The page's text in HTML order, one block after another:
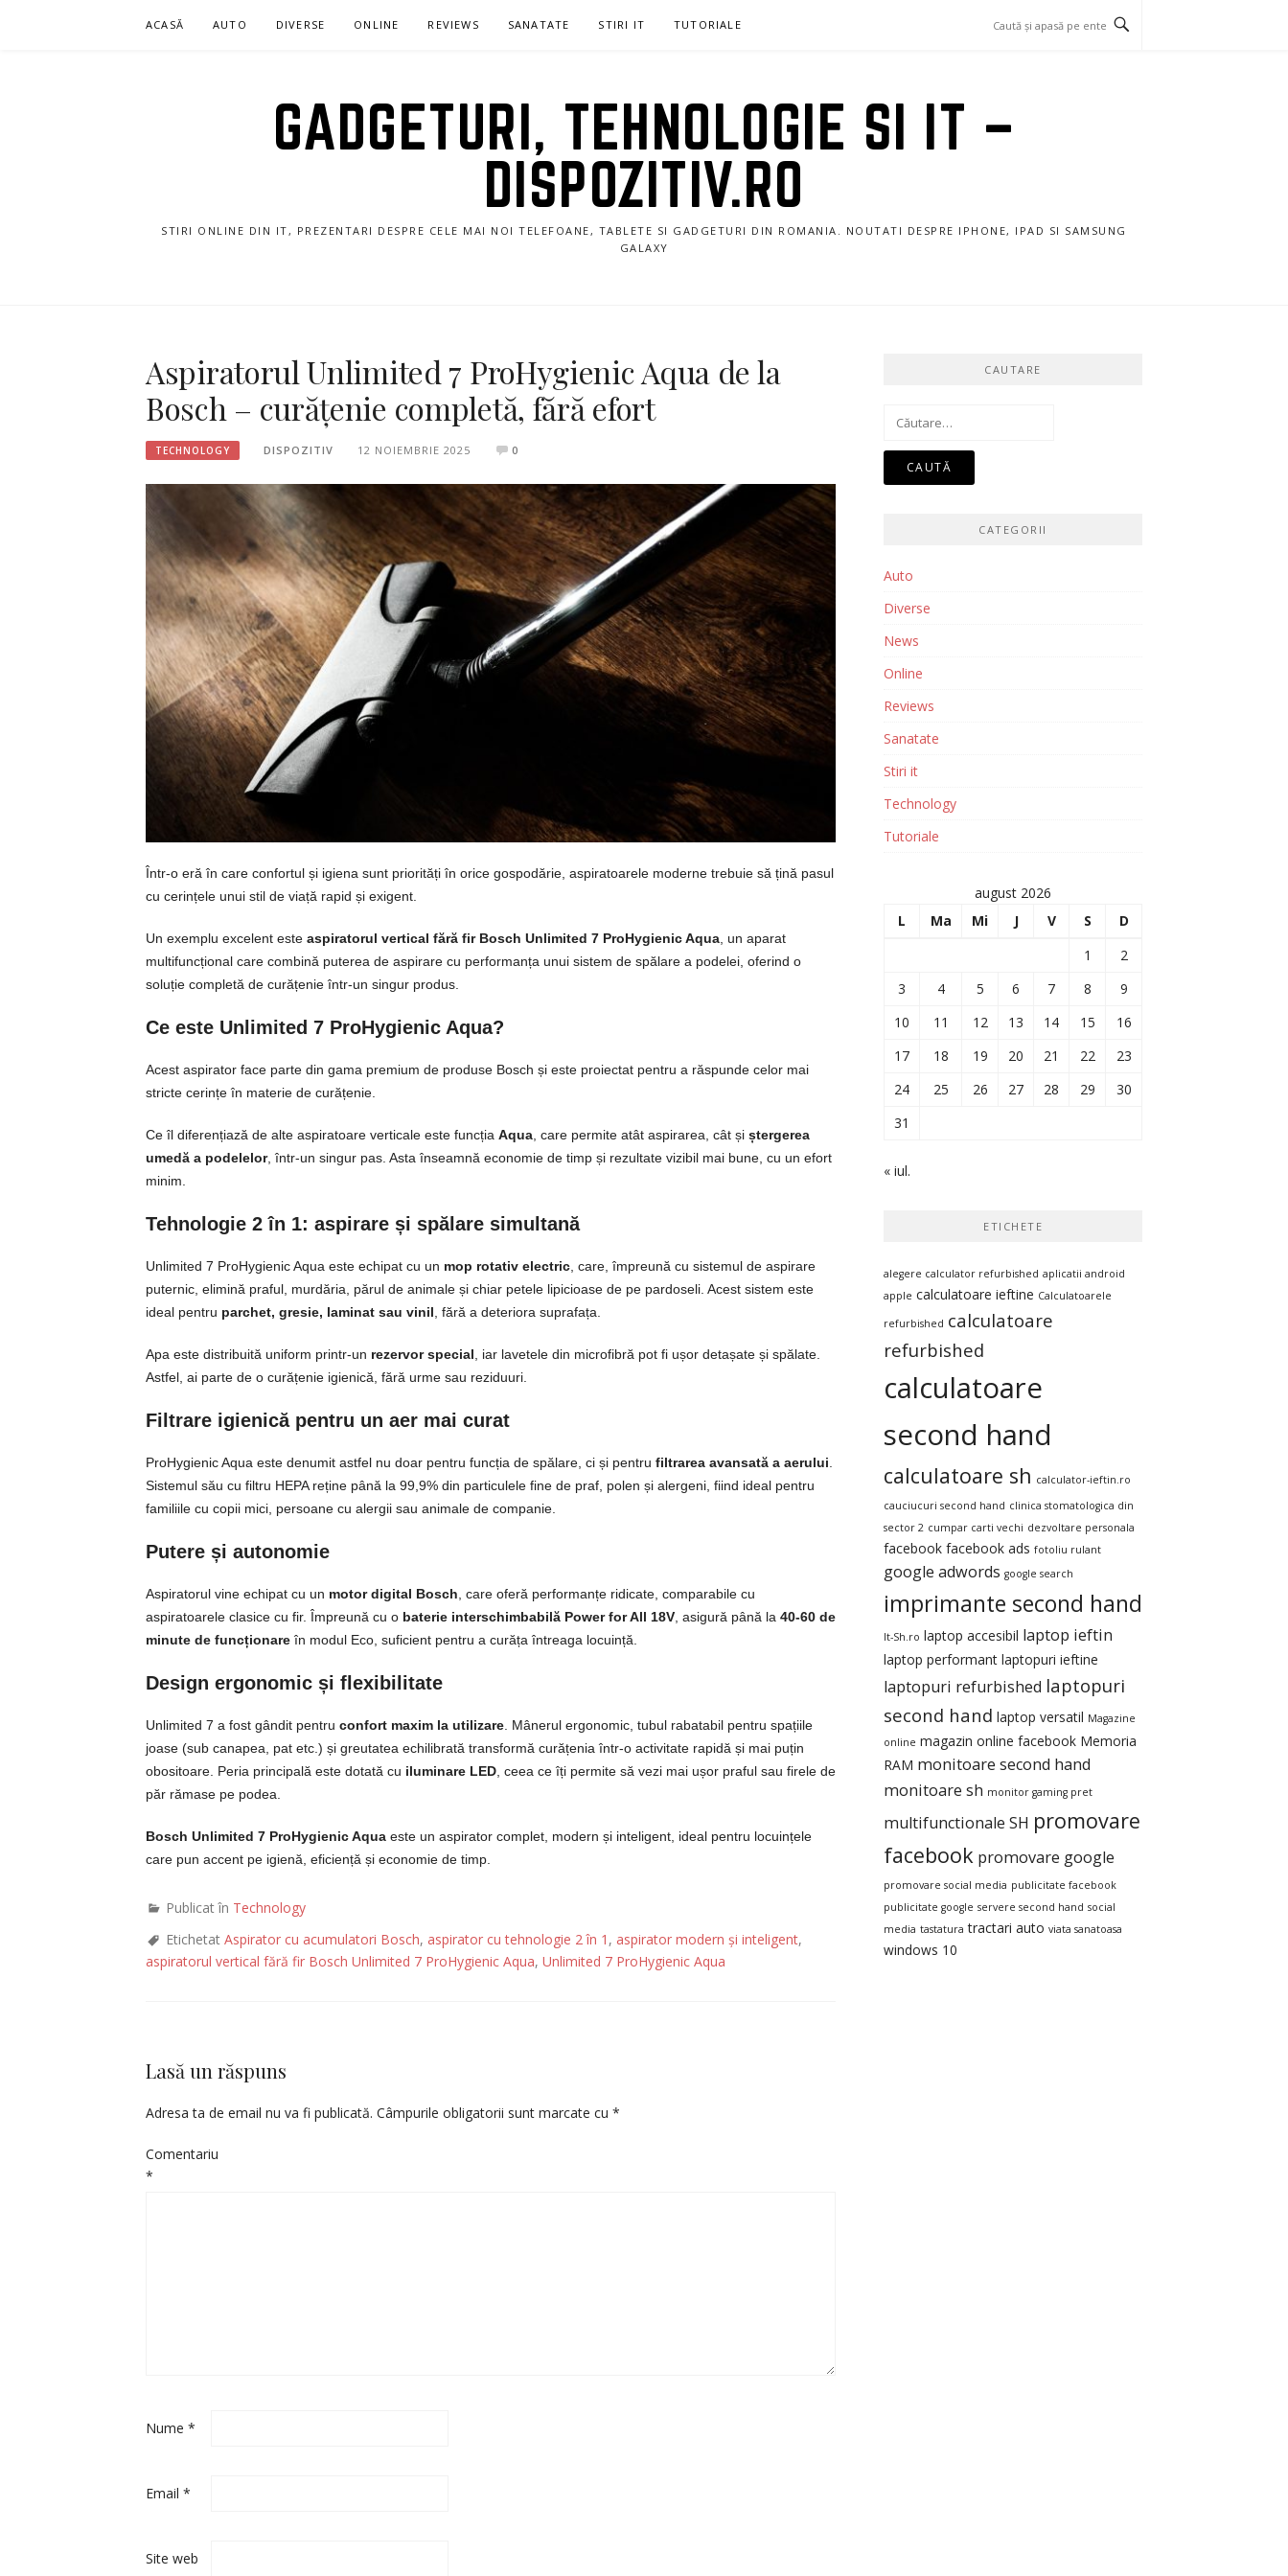
ACASĂ AUTO DIVERSE ONLINE REVIEWS SANATATE STIRI IT TUTORIALE
GADGETURI, TEHNOLOGIE SI IT –
DISPOZITIV.RO
STIRI ONLINE DIN IT, PREZENTARI DESPRE CELE MAI NOI TELEFOANE, TABLETE SI GADGETURI DIN ROMANIA. NOUTATI DESPRE IPHONE, IPAD SI SAMSUNG
GALAXY
Aspiratorul Unlimited 7 ProHygienic Aqua de la
Bosch – curățenie completă, fără efort
TECHNOLOGY DISPOZITIV 12 NOIEMBRIE 2025 0
Într-o eră în care confortul și igiena sunt priorități în orice gospodărie, aspiratoarele moderne trebuie să țină pasul
cu cerințele unui stil de viață rapid și exigent.
Un exemplu excelent este aspiratorul vertical fără fir Bosch Unlimited 7 ProHygienic Aqua , un aparat
multifuncțional care combină puterea de aspirare cu performanța unui sistem de spălare a podelei, oferind o
soluție completă de curățenie într-un singur produs.
Ce este Unlimited 7 ProHygienic Aqua?
Acest aspirator face parte din gama premium de produse Bosch și este proiectat pentru a răspunde celor mai
stricte cerințe în materie de curățenie.
Ce îl diferențiază de alte aspiratoare verticale este funcția Aqua , care permite atât aspirarea, cât și ștergerea
umedă a podelelor, într-un singur pas. Asta înseamnă economie de timp și rezultate vizibil mai bune, cu un efort
minim.
Tehnologie 2 în 1: aspirare și spălare simultană
Unlimited 7 ProHygienic Aqua este echipat cu un mop rotativ electric , care, împreună cu sistemul de aspirare
puternic, elimină praful, murdăria, părul de animale și chiar petele lipicioase de pe pardoseli. Acest sistem este
ideal pentru parchet, gresie, laminat sau vinil , fără a deteriora suprafața.
Apa este distribuită uniform printr-un rezervor special , iar lavetele din microfibră pot fi ușor detașate și spălate.
Astfel, ai parte de o curățenie igienică, fără urme sau reziduuri.
Filtrare igienică pentru un aer mai curat
ProHygienic Aqua este denumit astfel nu doar pentru funcția de spălare, ci și pentru filtrarea avansată a aerului
Sistemul său cu filtru HEPA reține până la 99,9% din particulele fine de praf, polen și alergeni, fiind ideal pentru
familiile cu copii mici, persoane cu alergii sau animale de companie.
Putere și autonomie
Aspiratorul vine echipat cu un motor digital Bosch , care oferă performanțe ridicate, comparabile cu
aspiratoarele clasice cu fir. Împreună cu o baterie interschimbabilă Power for All 18V , asigură până la 40-60 de
minute de funcționare în modul Eco, suficient pentru a curăța întreaga locuință.
Design ergonomic și flexibilitate
Unlimited 7 a fost gândit pentru confort maxim la utilizare . Mânerul ergonomic, tubul rabatabil pentru spațiile
joase (sub canapea, pat etc.) și greutatea echilibrată transformă curățenia într-o activitate rapidă și mai puțin
obositoare. Peria principală este dotată cu iluminare LED , ceea ce îți permite să vezi mai ușor praful sau firele de
păr rămase pe podea.
Bosch Unlimited 7 ProHygienic Aqua este un aspirator complet, modern și inteligent, ideal pentru locuințele
care pun accent pe igienă, eficiență și economie de timp.
Publicat în Technology
Etichetat Aspirator cu acumulatori Bosch, aspirator cu tehnologie 2 în 1 , aspirator modern și inteligent,
aspiratorul vertical fără fir Bosch Unlimited 7 ProHygienic Aqua, Unlimited 7 ProHygienic Aqua
Lasă un răspuns
Adresa ta de email nu va fi publicată. Câmpurile obligatorii sunt marcate cu *
Comentariu
*
Nume *
Email *
Site web
CAUTARE
Caută
CATEGORII
Auto
Diverse
News
Online
Reviews
Sanatate
Stiri it
Technology
Tutoriale
august 2026
L
Ma Mi J V S
D
1
2
3
4 5 6 7 8
9
10
11 12 13 14 15
16
17
18 19 20 21 22
23
24
25 26 27 28 29
30
31
« iul.
ETICHETE
alegere calculator refurbished aplicatii android
apple calculatoare ieftine Calculatoarele
refurbished calculatoare
refurbished
calculatoare
second hand
calculatoare sh calculator-ieftin.ro
cauciucuri second hand clinica stomatologica din
sector 2 cumpar carti vechi dezvoltare personala
facebook facebook ads fotoliu rulant
google adwords google search
imprimante second hand
It-Sh.ro laptop accesibil laptop ieftin
laptop performant laptopuri ieftine
laptopuri refurbished laptopuri
second hand laptop versatil Magazine
online magazin online facebook Memoria
RAM monitoare second hand
monitoare sh monitor gaming pret
multifunctionale SH promovare
facebook promovare google
promovare social media publicitate facebook
publicitate google servere second hand social
media tastatura tractari auto viata sanatoasa
windows 10